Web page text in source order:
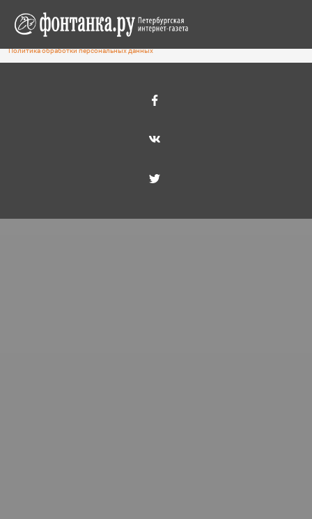
На информационном ресурсе используются cookie-файлы.
Оставаясь на сайте, вы подтверждаете своесогласиена их
использование и
соглашаетесь с обработкой персональных
данных, собираемых посредством метрической программы
Политика обработки персональных данных